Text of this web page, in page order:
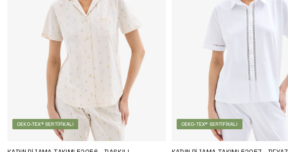
OEKO-TEX® SERTIFIKALI OEKO-TEX® SERTIFIKALI